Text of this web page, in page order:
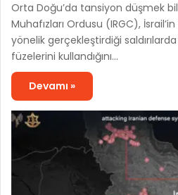
Orta Doğu’da tansiyon düşmek
Muhafızları Ordusu (IRGC),
yönelik gerçekleştirdiği
füzelerini kullandığını…
Devamı »